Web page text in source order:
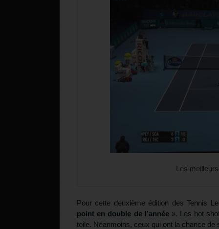
Les
Pour cette deuxième édition des Tennis
point en double de l’année». Les hot
toile. Néanmoins, ceux qui ont la chance de